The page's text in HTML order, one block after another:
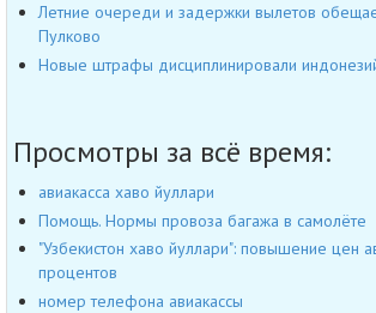
Летние очереди и задержки вылетов
Пулково
Новые штрафы дисциплинировали
Просмотры за всё время:
авиакасса хаво йуллари
Помощь. Нормы провоза багажа в самолёте
"Узбекистон хаво йуллари": повышение цен
процентов
номер телефона авиакассы